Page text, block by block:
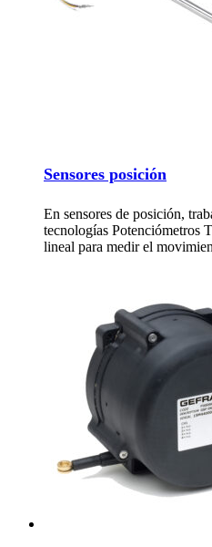
Sensores posición
En sensores de posición,
tecnologías Potenciómetros
lineal para medir el